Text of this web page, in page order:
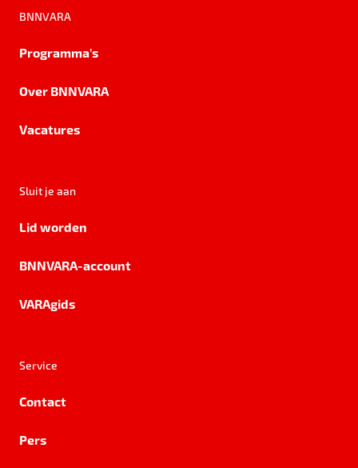
BNNVARA
Programma's
Over BNNVARA
Vacatures
Sluit je aan
Lid worden
BNNVARA-account
VARAgids
Service
Contact
Pers